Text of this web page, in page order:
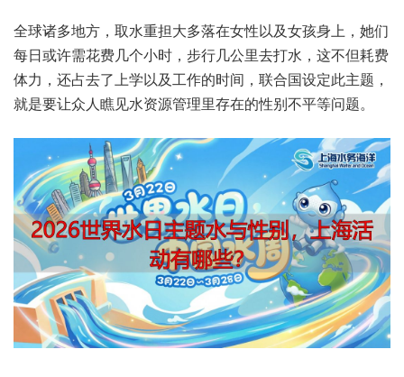
全球诸多地方，取水重担大多落在女性以及女孩身上，她们
每日或许需花费几个小时，步行几公里去打水，这不但耗费
体力，还占去了上学以及工作的时间，联合国设定此主题，
就是要让众人瞧见水资源管理里存在的性别不平等问题。